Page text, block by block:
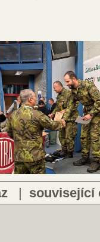
| související